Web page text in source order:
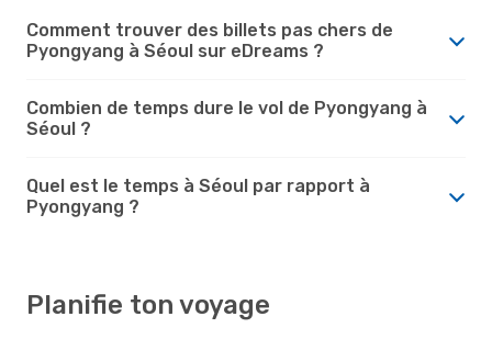
Comment trouver des billets pas chers de
Pyongyang à Séoul sur eDreams ?
Combien de temps dure le vol de Pyongyang à
Séoul ?
Quel est le temps à Séoul par rapport à
Pyongyang ?
Planifie ton voyage